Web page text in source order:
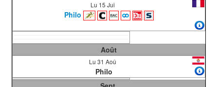
Lu 15 Jui
Philo
Août
Lu 31 Aoû
Philo